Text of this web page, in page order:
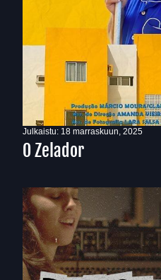
Julkaistu: 18 marraskuun, 2025
O Zelador